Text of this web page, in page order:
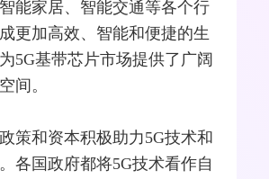
能家居、智能交通等各个行
更加高效、智能和便捷的生
5G基带芯片市场提供了广阔
间。
策和资本积极助力5G技术和
各国政府都将5G技术看作自